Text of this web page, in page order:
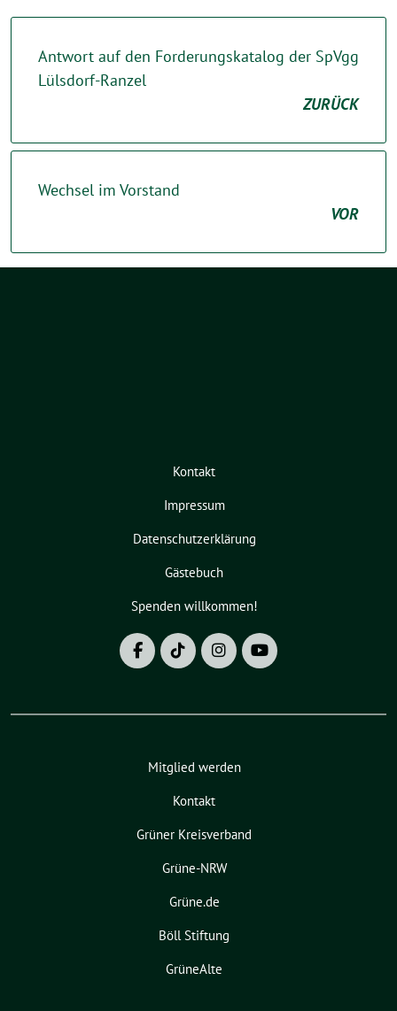
Antwort auf den Forderungskatalog der SpVgg
Lülsdorf-Ranzel
ZURÜCK
Wechsel im Vorstand
VOR
Kontakt
Impressum
Datenschutzerklärung
Gästebuch
Spenden willkommen!
Mitglied werden
Kontakt
Grüner Kreisverband
Grüne-NRW
Grüne.de
Böll Stiftung
GrüneAlte